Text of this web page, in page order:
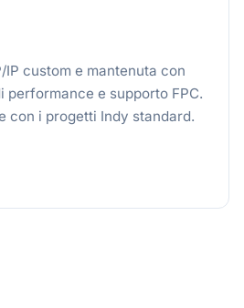
IP custom e mantenuta con
performance e supporto FPC.
con i progetti Indy standard.